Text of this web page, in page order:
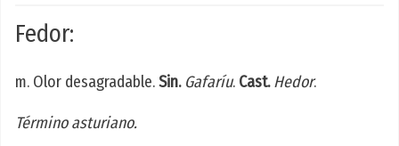
Fedor:
m. Olor desagradable.Sin. Gafaríu. Cast. Hedor.
Término asturiano.